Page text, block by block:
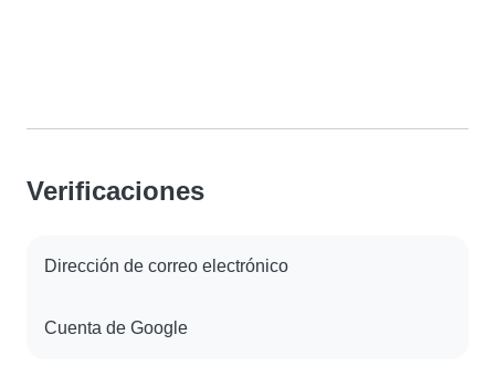
Verificaciones
Dirección de correo electrónico
Cuenta de Google